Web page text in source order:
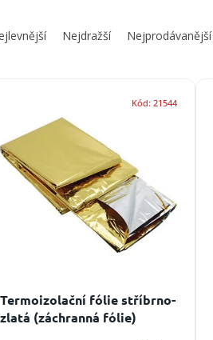
Nejdražší Nejprodávanější
Termoizolační fólie stříbrno-
zlatá (záchranná fólie)
Kód: 21544